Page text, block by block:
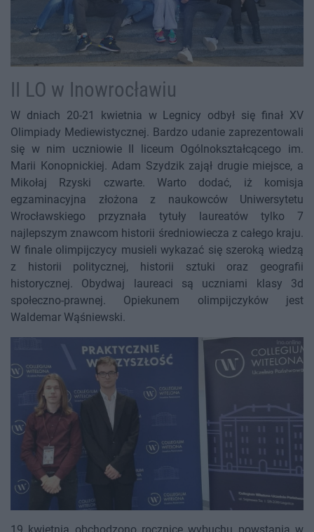
II LO w Inowrocławiu
W dniach 20-21 kwietnia w Legnicy odbył się finał XV
Olimpiady Mediewistycznej. Bardzo udanie zaprezentowali
się w nim uczniowie II liceum Ogólnokształcącego im.
Marii Konopnickiej. Adam Szydzik zajął drugie miejsce, a
Mikołaj Rzyski czwarte. Warto dodać, iż komisja
egzaminacyjna złożona z naukowców Uniwersytetu
Wrocławskiego przyznała tytuły laureatów tylko 7
najlepszym znawcom historii średniowiecza z całego kraju.
W finale olimpijczycy musieli wykazać się szeroką wiedzą
z historii politycznej, historii sztuki oraz geografii
historycznej. Obydwaj laureaci są uczniami klasy 3d
społeczno-prawnej. Opiekunem olimpijczyków jest
Waldemar Wąśniewski.
19 kwietnia obchodzono rocznicę wybuchu powstania w